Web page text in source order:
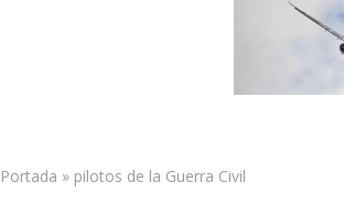
Portada » pilotos de la Guerra Civil